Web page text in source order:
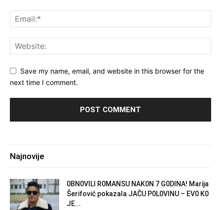
Save my name, email, and website in this browser for the
next time I comment.
Najnovije
0BN0VlLl R0MANSU NAK0N 7 G0DlNA! Marija
Šerifović pokazala JAČU P0L0VINU – EV0 K0
JE...